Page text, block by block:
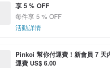
享 5 % OFF
每件享 5 % OFF
活動詳情
Pinkoi 幫你付運費！新會員 7 天
運費 US$ 6.00